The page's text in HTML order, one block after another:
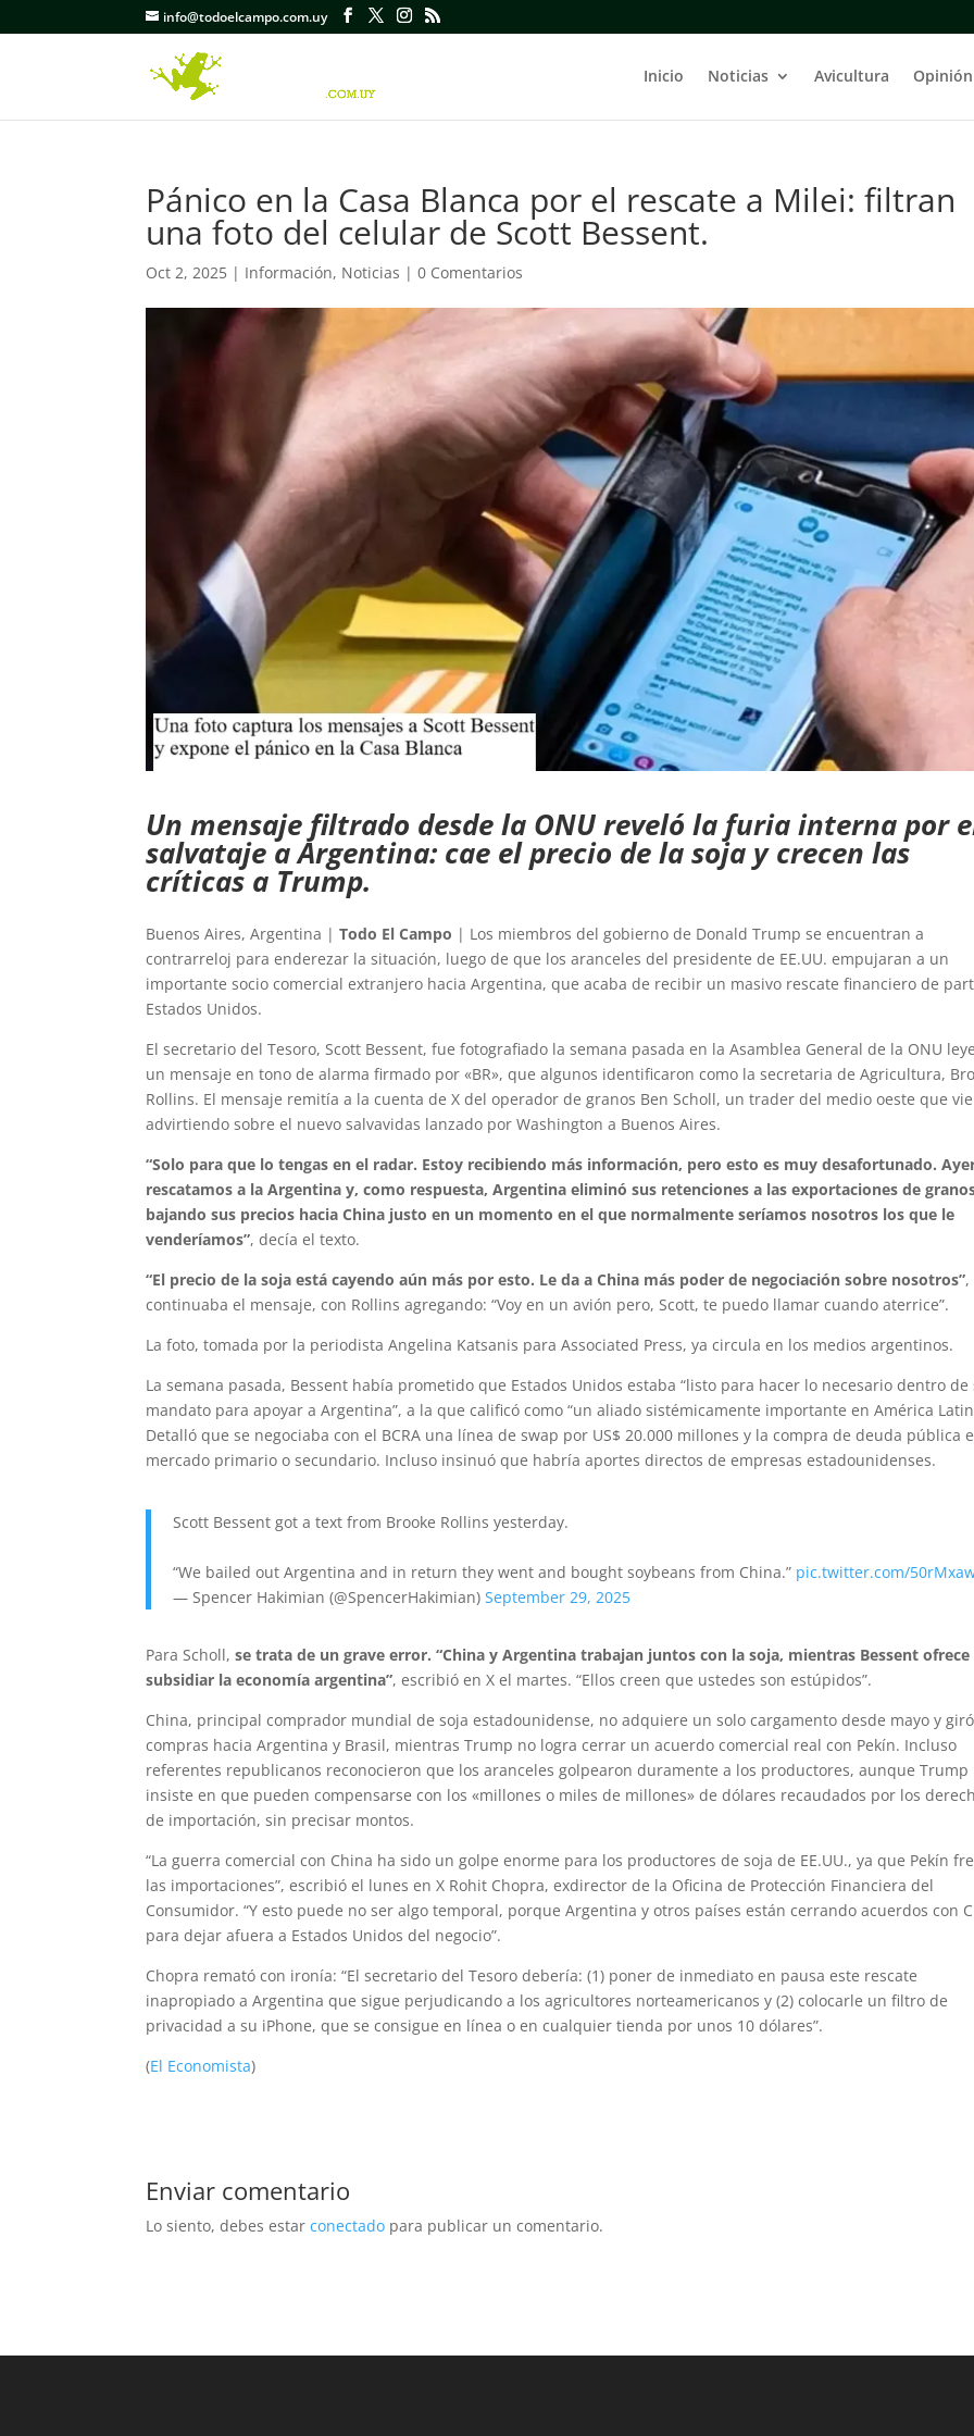
info@todoelcampo.com.uy
Inicio Noticias Avicultura Opinión
Pánico en la Casa Blanca por el rescate a Milei: filtran
una foto del celular de Scott Bessent.
Oct 2, 2025 | Información, Noticias |0 Comentarios
Un mensaje filtrado desde la ONU reveló la furia interna por
salvataje a Argentina: cae el precio de la soja y crecen las
críticas a Trump.
Buenos Aires, Argentina |Todo El Campo | Los miembros del gobierno de Donald Trump se encuentran a
contrarreloj para enderezar la situación, luego de que los aranceles del presidente de EE.UU. empujaran a un
importante socio comercial extranjero hacia Argentina, que acaba de recibir un masivo rescate financiero de
Estados Unidos.
El secretario del Tesoro, Scott Bessent, fue fotografiado la semana pasada en la Asamblea General de la ONU
un mensaje en tono de alarma firmado por «BR», que algunos identificaron como la secretaria de Agricultura,
Rollins. El mensaje remitía a la cuenta de X del operador de granos Ben Scholl, un trader del medio oeste que
advirtiendo sobre el nuevo salvavidas lanzado por Washington a Buenos Aires.
“Solo para que lo tengas en el radar. Estoy recibiendo más información, pero esto es muy desafortunado.
rescatamos a la Argentina y, como respuesta, Argentina eliminó sus retenciones a las exportaciones de
bajando sus precios hacia China justo en un momento en el que normalmente seríamos nosotros los que le
venderíamos”, decía el texto.
“El precio de la soja está cayendo aún más por esto. Le da a China más poder de negociación sobre nosotros”,
continuaba el mensaje, con Rollins agregando: “Voy en un avión pero, Scott, te puedo llamar cuando aterrice”.
La foto, tomada por la periodista Angelina Katsanis para Associated Press, ya circula en los medios argentinos.
La semana pasada, Bessent había prometido que Estados Unidos estaba “listo para hacer lo necesario dentro de
mandato para apoyar a Argentina”, a la que calificó como “un aliado sistémicamente importante en América
Detalló que se negociaba con el BCRA una línea de swap por US$ 20.000 millones y la compra de deuda pública
mercado primario o secundario. Incluso insinuó que habría aportes directos de empresas estadounidenses.
Scott Bessent got a text from Brooke Rollins yesterday.
“We bailed out Argentina and in return they went and bought soybeans from China.” pic.twitter.com/
— Spencer Hakimian (@SpencerHakimian)September 29, 2025
Para Scholl, se trata de un grave error. “China y Argentina trabajan juntos con la soja, mientras Bessent ofrece
subsidiar la economía argentina”, escribió en X el martes. “Ellos creen que ustedes son estúpidos”.
China, principal comprador mundial de soja estadounidense, no adquiere un solo cargamento desde mayo y
compras hacia Argentina y Brasil, mientras Trump no logra cerrar un acuerdo comercial real con Pekín. Incluso
referentes republicanos reconocieron que los aranceles golpearon duramente a los productores, aunque Trump
insiste en que pueden compensarse con los «millones o miles de millones» de dólares recaudados por los
de importación, sin precisar montos.
“La guerra comercial con China ha sido un golpe enorme para los productores de soja de EE.UU., ya que Pekín
las importaciones”, escribió el lunes en X Rohit Chopra, exdirector de la Oficina de Protección Financiera del
Consumidor. “Y esto puede no ser algo temporal, porque Argentina y otros países están cerrando acuerdos con
para dejar afuera a Estados Unidos del negocio”.
Chopra remató con ironía: “El secretario del Tesoro debería: (1) poner de inmediato en pausa este rescate
inapropiado a Argentina que sigue perjudicando a los agricultores norteamericanos y (2) colocarle un filtro de
privacidad a su iPhone, que se consigue en línea o en cualquier tienda por unos 10 dólares”.
(El Economista)
Enviar comentario
Lo siento, debes estarconectado para publicar un comentario.